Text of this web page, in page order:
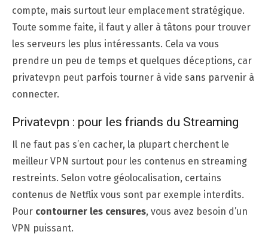
compte, mais surtout leur emplacement stratégique.
Toute somme faite, il faut y aller à tâtons pour trouver
les serveurs les plus intéressants. Cela va vous
prendre un peu de temps et quelques déceptions, car
privatevpn peut parfois tourner à vide sans parvenir à
connecter.
Privatevpn : pour les friands du Streaming
Il ne faut pas s’en cacher, la plupart cherchent le
meilleur VPN surtout pour les contenus en streaming
restreints. Selon votre géolocalisation, certains
contenus de Netflix vous sont par exemple interdits.
Pour contourner les censures, vous avez besoin d’un
VPN puissant.